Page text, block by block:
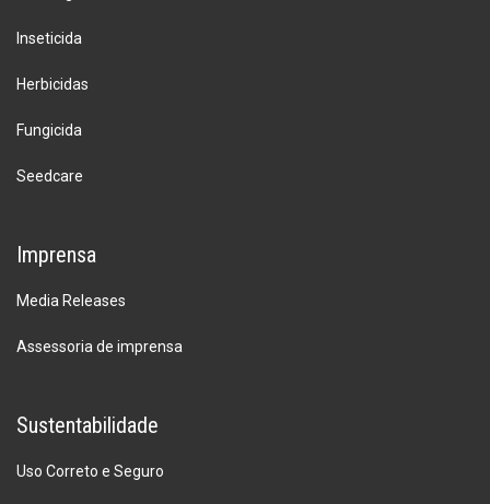
Inseticida
Herbicidas
Fungicida
Seedcare
Imprensa
Media Releases
Assessoria de imprensa
Sustentabilidade
Uso Correto e Seguro